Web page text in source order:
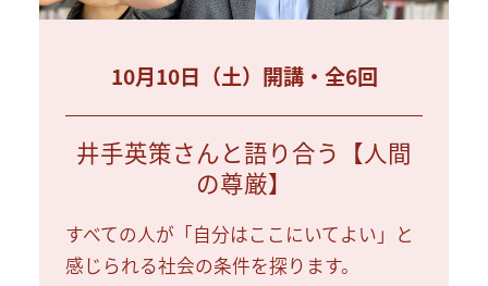
10月10日（土）開講・全6回
井手英策さんと語り合う【人間
の尊厳】
すべての人が「自分はここにいてよい」と
感じられる社会の条件を探ります。